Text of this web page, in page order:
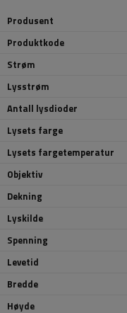
Produsent
Produktkode
Strøm
Lysstrøm
Antall lysdioder
Lysets farge
Lysets fargetemperatur
Objektiv
Dekning
Lyskilde
Spenning
Levetid
Bredde
Høyde